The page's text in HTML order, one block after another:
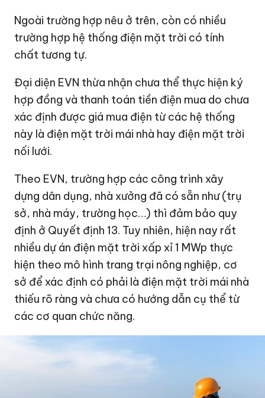
Ngoài trường hợp nêu ở trên, còn có nhiều
trường hợp hệ thống điện mặt trời có tính
chất tương tự.
Đại diện EVN thừa nhận chưa thể thực hiện ký
hợp đồng và thanh toán tiền điện mua do chưa
xác định được giá mua điện từ các hệ thống
này là điện mặt trời mái nhà hay điện mặt trời
nối lưới.
Theo EVN, trường hợp các công trình xây
dựng dân dụng, nhà xưởng đã có sẵn như (trụ
sở, nhà máy, trường học…) thì đảm bảo quy
định ở Quyết định 13. Tuy nhiên, hiện nay rất
nhiều dự án điện mặt trời xấp xỉ 1 MWp thực
hiện theo mô hình trang trại nông nghiệp, cơ
sở để xác định có phải là điện mặt trời mái nhà
thiếu rõ ràng và chưa có hướng dẫn cụ thể từ
các cơ quan chức năng.